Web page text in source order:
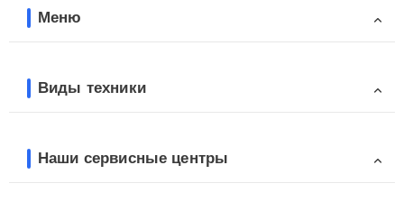
Меню
Виды техники
Наши сервисные центры